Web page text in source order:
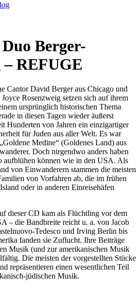
Berger-
– REFUGE
Cantor David Berger aus Chicago und
Rosenzweig setzen sich auf ihrem
ursprünglich historischen Thema
in diesen Tagen wieder äußerst
Hunderten von Jahren ein einzigartiger
für Juden aus aller Welt. Es war
Medine“ (Goldenes Land) aus
Doch nirgendwo anders haben
aufblühen können wie in den USA. Als
von Einwanderern stammen die meisten
von Vorfahren ab, die im frühen
oder in anderen Einreisehäfen
dieser CD kam als Flüchtling vor dem
– die Bandbreite reicht u. a. von Jacob
Tedesco und Irving Berlin bis
fanden sie Zuflucht. Ihre Beiträge
Musik (und zur amerikanischen Musik
Die meisten der vorgestellten Stücke
repräsentieren einen wesentlichen Teil
jüdischen Musik.